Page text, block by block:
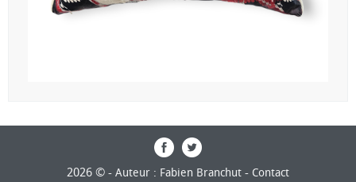
2026 © - Auteur : Fabien Branchut - Contact